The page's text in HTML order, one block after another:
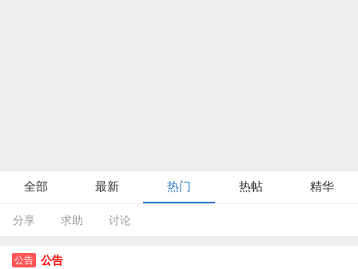
全部 最新 热门 热帖 精华
分享 求助 讨论
公告 公告